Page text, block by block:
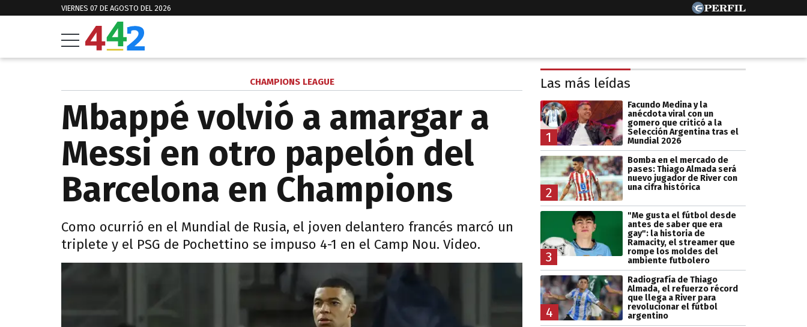
VIERNES 07 DE AGOSTO DEL 2026
CHAMPIONS LEAGUE
Mbappé volvió a amargar a
Messi en otro papelón del
Barcelona en Champions
Como ocurrió en el Mundial de Rusia, el joven delantero francés marcó un
triplete y el PSG de Pochettino se impuso 4-1 en el Camp Nou. Video.
Las más leídas
1
Facundo Medina y la
anécdota viral con un
gomero que criticó a la
Selección Argentina tras el
Mundial 2026
2
Bomba en el mercado de
pases: Thiago Almada será
nuevo jugador de River con
una cifra histórica
3
"Me gusta el fútbol desde
antes de saber que era
gay": la historia de
Ramacity, el streamer que
rompe los moldes del
ambiente futbolero
4
Radiografía de Thiago
Almada, el refuerzo récord
que llega a River para
revolucionar el fútbol
argentino